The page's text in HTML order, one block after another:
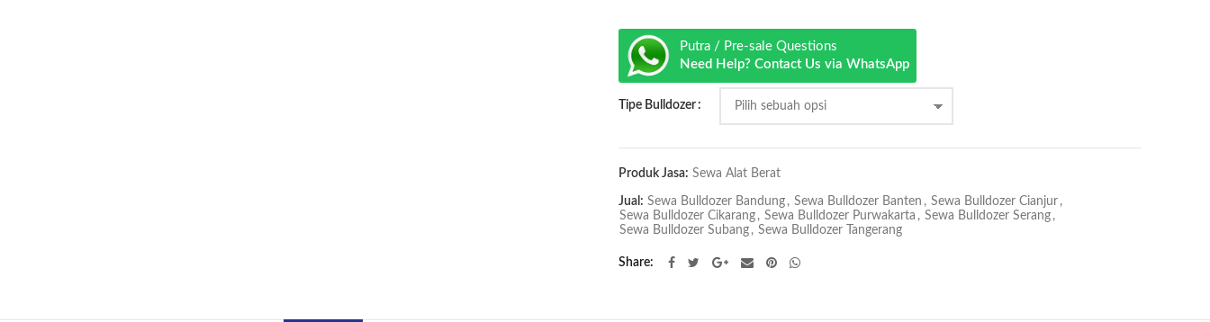
Putra / Pre-sale Questions
Need Help? Contact Us via WhatsApp
Tipe Bulldozer
Produk Jasa: Sewa Alat Berat
Jual: Sewa Bulldozer Bandung , Sewa Bulldozer Banten , Sewa Bulldozer Cianjur ,
Sewa Bulldozer Cikarang , Sewa Bulldozer Purwakarta , Sewa Bulldozer Serang ,
Sewa Bulldozer Subang , Sewa Bulldozer Tangerang
Share